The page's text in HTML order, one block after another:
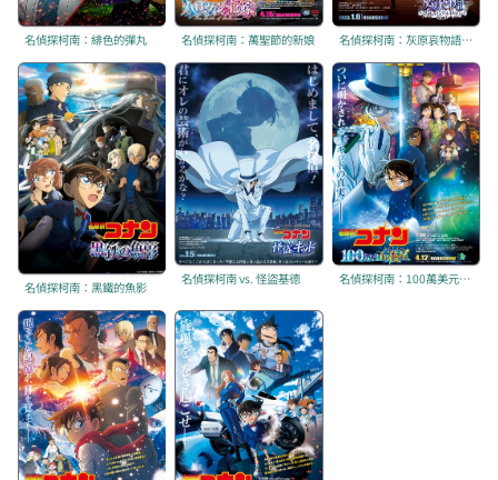
名偵探柯南：緋色的彈丸 名偵探柯南：萬聖節的新娘 名偵探柯南：灰原哀物語 ～黑鐵的神祕列車～
名偵探柯南：黑鐵的魚影
名偵探柯南 vs. 怪盜基德 名偵探柯南：100萬美元的五稜星